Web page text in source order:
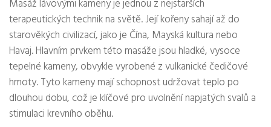
Masáž lávovými kameny je jednou z nejstarších
terapeutických technik na světě. Její kořeny sahají až do
starověkých civilizací, jako je Čína, Mayská kultura nebo
Havaj. Hlavním prvkem této masáže jsou hladké, vysoce
tepelné kameny, obvykle vyrobené z vulkanické čedičové
hmoty. Tyto kameny mají schopnost udržovat teplo po
dlouhou dobu, což je klíčové pro uvolnění napjatých svalů a
stimulaci krevního oběhu.